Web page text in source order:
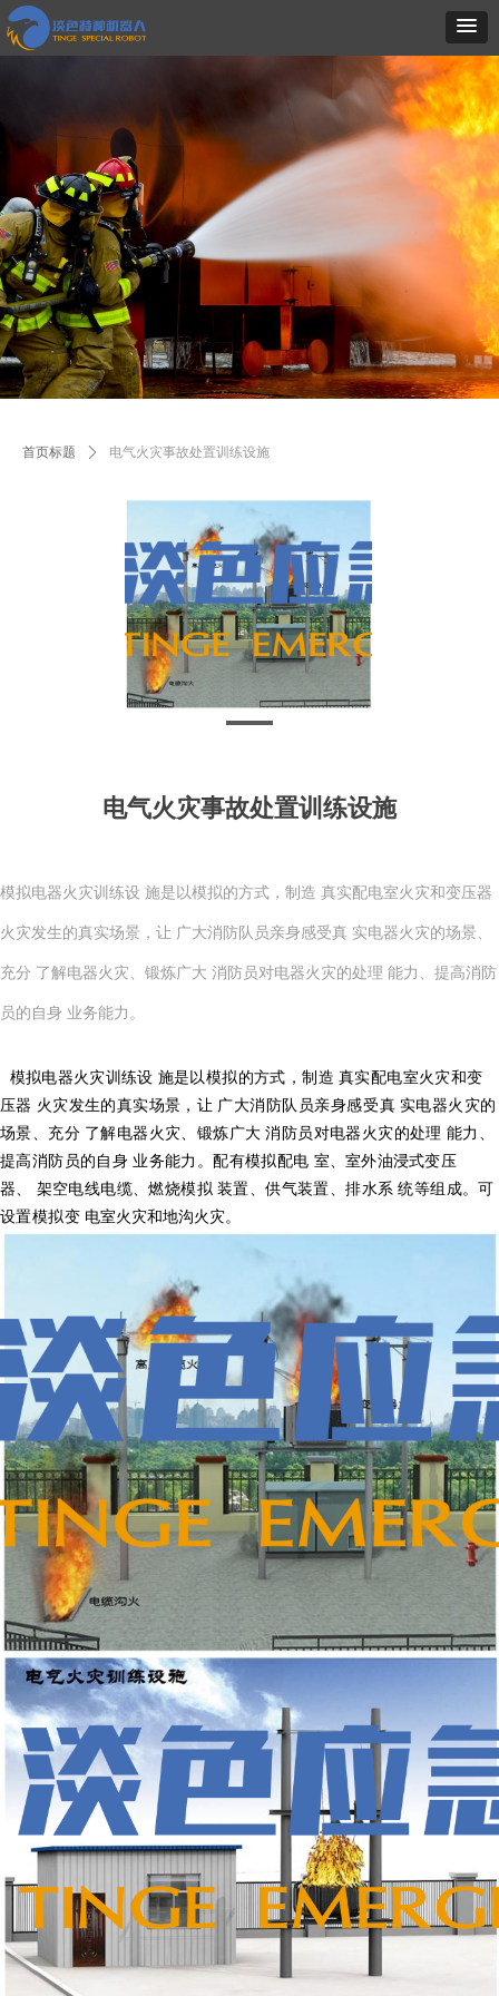
首页标题 ꄲ 电气火灾事故处置训练设施
电气火灾事故处置训练设施
模拟电器火灾训练设 施是以模拟的方式，制造 真实配电室火灾和变压器
火灾发生的真实场景，让 广大消防队员亲身感受真 实电器火灾的场景、
充分 了解电器火灾、锻炼广大 消防员对电器火灾的处理 能力、提高消防
员的自身 业务能力。
模拟电器火灾训练设 施是以模拟的方式，制造 真实配电室火灾和变
压器 火灾发生的真实场景，让 广大消防队员亲身感受真 实电器火灾的
场景、充分 了解电器火灾、锻炼广大 消防员对电器火灾的处理 能力、
提高消防员的自身 业务能力。配有模拟配电 室、室外油浸式变压
器、
架空电线电缆、燃烧模拟 装置、供气装置、排水系 统等组成。可
设置模拟变 电室火灾和地沟火灾。